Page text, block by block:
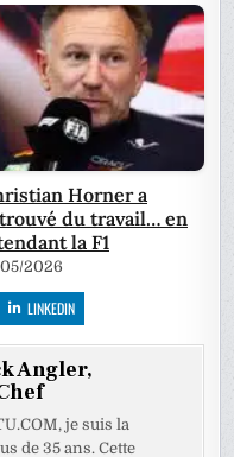
Horner a
du travail… en
la F1
2026
LINKEDIN
Angler,
je suis la
de 35 ans. Cette